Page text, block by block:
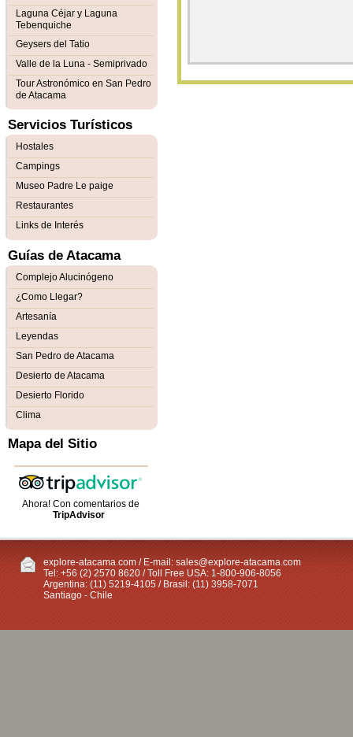
Laguna Céjar y Laguna
Tebenquiche
Geysers del Tatio
Valle de la Luna - Semiprivado
Tour Astronómico en San Pedro
de Atacama
Servicios Turísticos
Hostales
Campings
Museo Padre Le paige
Restaurantes
Links de Interés
Guías de Atacama
Complejo Alucinógeno
¿Como Llegar?
Artesanía
Leyendas
San Pedro de Atacama
Desierto de Atacama
Desierto Florido
Clima
Mapa del Sitio
Ahora! Con comentarios de
TripAdvisor
explore-atacama.com / E-mail: sales@explore-atacama.com
Tel: +56 (2) 2570 8620 / Toll Free USA: 1-800-906-8056
Argentina: (11) 5219-4105 / Brasil: (11) 3958-7071
Santiago - Chile